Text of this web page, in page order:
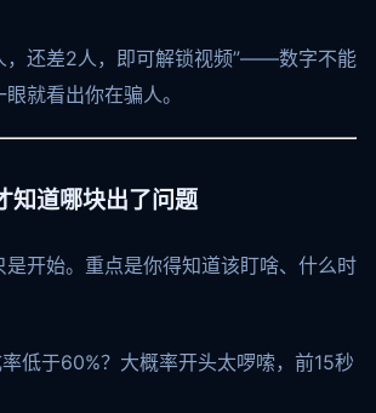
，还差2人，即可解锁视频”——数字不能
就看出你在骗人。
知道哪块出了问题
是开始。重点是你得知道该盯啥、什么时
低于60%？大概率开头太啰嗦，前15秒